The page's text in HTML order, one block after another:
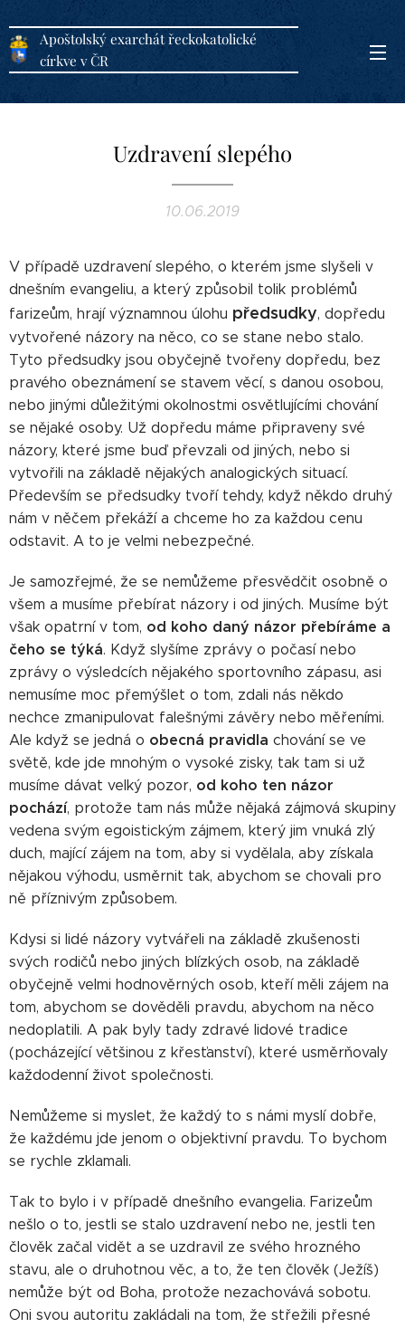
Apoštolský exarchát řeckokatolické
církve v ČR
Uzdravení slepého
10.06.2019
V případě uzdravení slepého, o kterém jsme slyšeli v
dnešním evangeliu, a který způsobil tolik problémů
farizeům, hrají významnou úlohu předsudky, dopředu
vytvořené názory na něco, co se stane nebo stalo.
Tyto předsudky jsou obyčejně tvořeny dopředu, bez
pravého obeznámení se stavem věcí, s danou osobou,
nebo jinými důležitými okolnostmi osvětlujícími chování
se nějaké osoby. Už dopředu máme připraveny své
názory, které jsme buď převzali od jiných, nebo si
vytvořili na základě nějakých analogických situací.
Především se předsudky tvoří tehdy, když někdo druhý
nám v něčem překáží a chceme ho za každou cenu
odstavit. A to je velmi nebezpečné.
Je samozřejmé, že se nemůžeme přesvědčit osobně o
všem a musíme přebírat názory i od jiných. Musíme být
však opatrní v tom, od koho daný názor přebíráme a
čeho se týká. Když slyšíme zprávy o počasí nebo
zprávy o výsledcích nějakého sportovního zápasu, asi
nemusíme moc přemýšlet o tom, zdali nás někdo
nechce zmanipulovat falešnými závěry nebo měřeními.
Ale když se jedná o obecná pravidla chování se ve
světě, kde jde mnohým o vysoké zisky, tak tam si už
musíme dávat velký pozor, od koho ten názor
pochází, protože tam nás může nějaká zájmová skupiny
vedena svým egoistickým zájmem, který jim vnuká zlý
duch, mající zájem na tom, aby si vydělala, aby získala
nějakou výhodu, usměrnit tak, abychom se chovali pro
ně příznivým způsobem.
Kdysi si lidé názory vytvářeli na základě zkušenosti
svých rodičů nebo jiných blízkých osob, na základě
obyčejně velmi hodnověrných osob, kteří měli zájem na
tom, abychom se dověděli pravdu, abychom na něco
nedoplatili. A pak byly tady zdravé lidové tradice
(pocházející většinou z křesťanství), které usměrňovaly
každodenní život společnosti.
Nemůžeme si myslet, že každý to s námi myslí dobře,
že každému jde jenom o objektivní pravdu. To bychom
se rychle zklamali.
Tak to bylo i v případě dnešního evangelia. Farizeům
nešlo o to, jestli se stalo uzdravení nebo ne, jestli ten
člověk začal vidět a se uzdravil ze svého hrozného
stavu, ale o druhotnou věc, a to, že ten člověk (Ježíš)
nemůže být od Boha, protože nezachovává sobotu.
Oni svou autoritu zakládali na tom, že střežili přesné